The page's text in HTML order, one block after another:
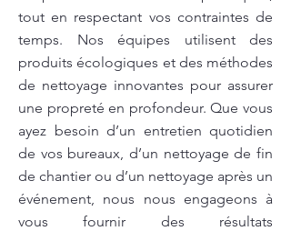
tout en respectant vos contraintes de
temps. Nos équipes utilisent des
produits écologiques et des méthodes
de nettoyage innovantes pour assurer
une propreté en profondeur. Que vous
ayez besoin d’un entretien quotidien
de vos bureaux, d’un nettoyage de fin
de chantier ou d’un nettoyage après un
événement, nous nous engageons à
vous fournir des résultats